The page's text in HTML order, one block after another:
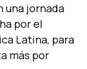
una jornada
por el
Latina, para
más por